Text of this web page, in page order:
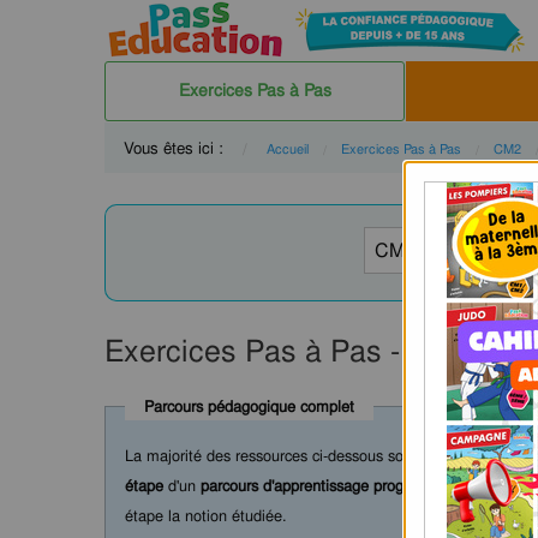
Exercices Pas à Pas
Vous êtes ici : Accueil Exercices Pas à Pas CM2
Exercices Pas à Pas -
Parcours pédagogique complet
La majorité des ressources ci-dessous sont intégrées dans
étape d'un parcours d'apprentissage progressif
comprenant
étape la notion étudiée.